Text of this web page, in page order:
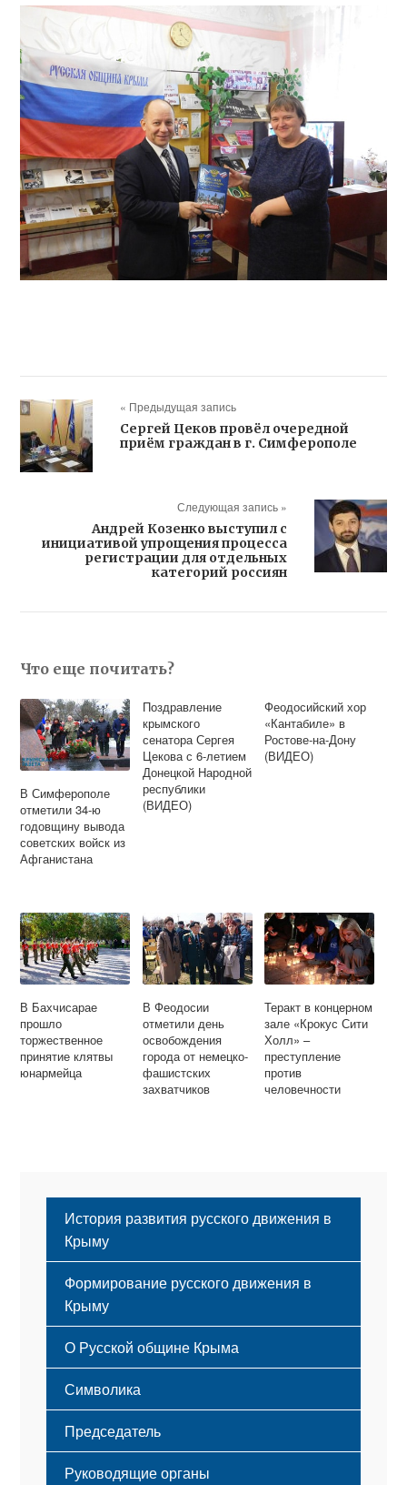
« Предыдущая запись
Сергей Цеков провёл очередной
приём граждан в г. Симферополе
Следующая запись »
Андрей Козенко выступил с
инициативой упрощения процесса
регистрации для отдельных
категорий россиян
Что еще почитать?
В Симферополе
отметили 34-ю
годовщину вывода
советских войск из
Афганистана
Поздравление
крымского
сенатора Сергея
Цекова с 6-летием
Донецкой Народной
республики
(ВИДЕО)
Феодосийский хор
«Кантабиле» в
Ростове-на-Дону
(ВИДЕО)
В Бахчисарае
прошло
торжественное
принятие клятвы
юнармейца
В Феодосии
отметили день
освобождения
города от немецко-
фашистских
захватчиков
Теракт в концерном
зале «Крокус Сити
Холл» –
преступление
против
человечности
История развития русского движения в
Крыму
Формирование русского движения в
Крыму
Русский Крым
О Русской общине Крыма
Этапы становления
Принципы деятельности
Структура
Мероприятия
Символика
Флаг
Герб
Гимн
Председатель
Руководящие органы